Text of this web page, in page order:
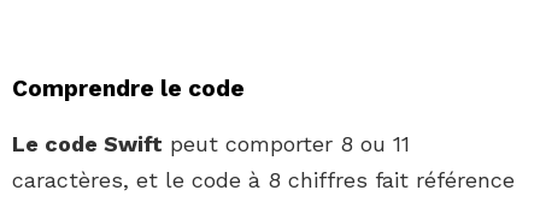
Comprendre le code
Le code Swift peut comporter 8 ou 11
caractères, et le code à 8 chiffres fait référence